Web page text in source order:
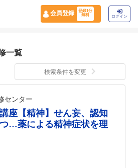
会員登録
登録1分
無料
ログイン
一覧
検索条件を変更
センター
座【精神】せん妄、認知
…薬による精神症状を理